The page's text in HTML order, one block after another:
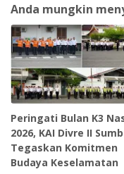
Anda mungkin
Peringati Bulan K3
2026, KAI Divre II
Tegaskan Komitmen
Budaya Keselamatan